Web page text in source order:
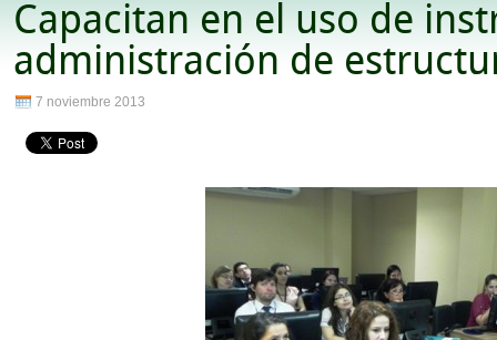
Capacitan en el uso de
administración de
7 noviembre 2013